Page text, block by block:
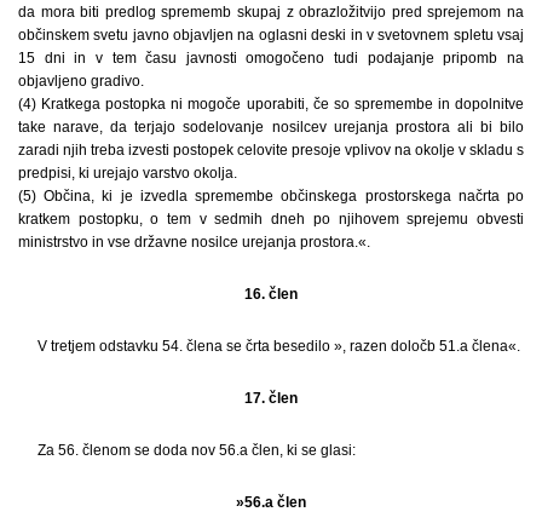
da mora biti predlog sprememb skupaj z obrazložitvijo pred sprejemom na
občinskem svetu javno objavljen na oglasni deski in v svetovnem spletu vsaj
15 dni in v tem času javnosti omogočeno tudi podajanje pripomb na
objavljeno gradivo.
(4) Kratkega postopka ni mogoče uporabiti, če so spremembe in dopolnitve
take narave, da terjajo sodelovanje nosilcev urejanja prostora ali bi bilo
zaradi njih treba izvesti postopek celovite presoje vplivov na okolje v skladu s
predpisi, ki urejajo varstvo okolja.
(5) Občina, ki je izvedla spremembe občinskega prostorskega načrta po
kratkem postopku, o tem v sedmih dneh po njihovem sprejemu obvesti
ministrstvo in vse državne nosilce urejanja prostora.«.
16. člen
V tretjem odstavku 54. člena se črta besedilo », razen določb 51.a člena«.
17. člen
Za 56. členom se doda nov 56.a člen, ki se glasi:
»56.a člen